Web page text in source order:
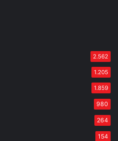
2.562
1.205
1.859
980
264
154